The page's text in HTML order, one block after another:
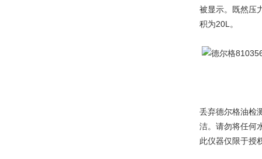
被显示。既然压
积为20L。
丢弃德尔格油检
洁。请勿将任何
此仪器仅限于授